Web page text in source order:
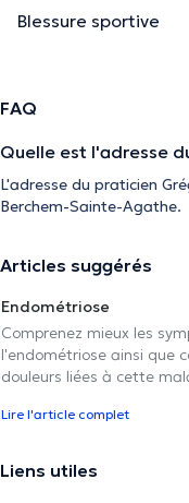
Blessure sportive
FAQ
Quelle est l'adresse
L'adresse du praticien
Berchem-Sainte-Agathe.
Articles suggérés
Endométriose
Comprenez mieux les
l'endométriose ainsi que
douleurs liées à cette
Lire l'article complet
Liens utiles